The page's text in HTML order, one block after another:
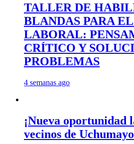
TALLER DE
BLANDAS PARA
LABORAL:
CRÍTICO Y
PROBLEMAS
4 semanas ago
¡Nueva oportunidad
vecinos de